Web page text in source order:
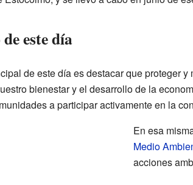
este día
de este día es destacar que proteger
bienestar y el desarrollo de la
a participar activamente en la
En esa
Medio
acciones